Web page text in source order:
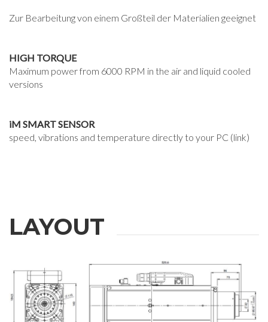
Zur Bearbeitung von einem Großteil der Materialien geeignet
HIGH TORQUE
Maximum power from 6000 RPM in the air and liquid cooled
versions
iM SMART SENSOR
speed, vibrations and temperature directly to your PC (link)
LAYOUT